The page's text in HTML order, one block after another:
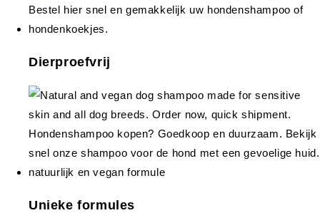
Dierproefvrij
Unieke formules